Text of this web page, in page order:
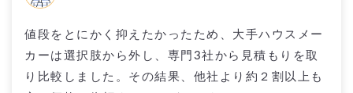
値段をとにかく抑えたかったため、大手ハウスメー
カーは選択肢から外し、専門3社から見積もりを取
り比較しました。その結果、他社より約２割以上も